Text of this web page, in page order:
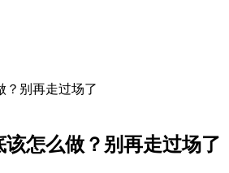
怎么做？别再走过场了